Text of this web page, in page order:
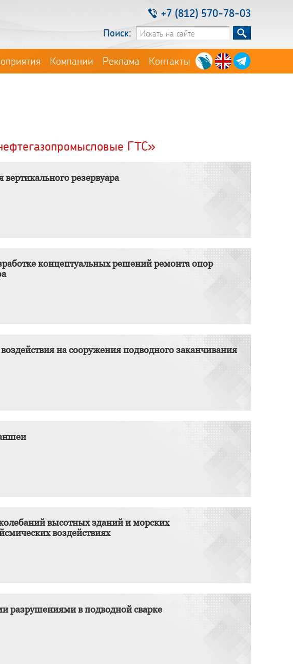
+7 (812) 570-78-03
Поиск:
Компании Реклама Контакты
ГТС»
резервуара
концептуальных решений ремонта опор
на сооружения подводного заканчивания
высотных зданий и морских
воздействиях
разрушениями в подводной сварке